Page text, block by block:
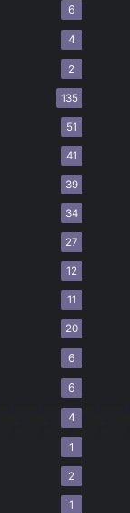
6
4
2
135
51
41
39
34
27
12
11
20
6
6
4
1
2
1